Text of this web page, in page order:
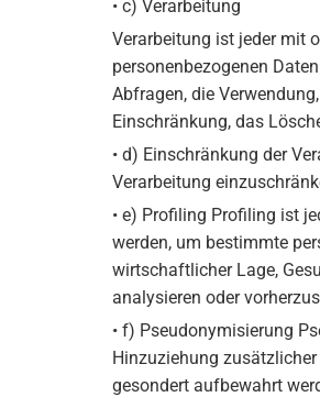
• c) Verarbeitung
Verarbeitung ist jeder mit
personenbezogenen
Abfragen, die
Einschränkung, das
• d) Einschränkung der
Verarbeitung
• e) Profiling Profiling ist
werden, um bestimmte
wirtschaftlicher Lage,
analysieren oder
• f) Pseudonymisierung
Hinzuziehung
gesondert aufbewahrt